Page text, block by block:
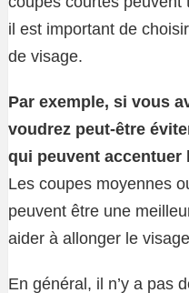
il est important de
de visage.
Par exemple, si vous
voudrez peut-être
qui peuvent accentuer
Les coupes moyennes
peuvent être une
aider à allonger le
En général, il n’y a pas